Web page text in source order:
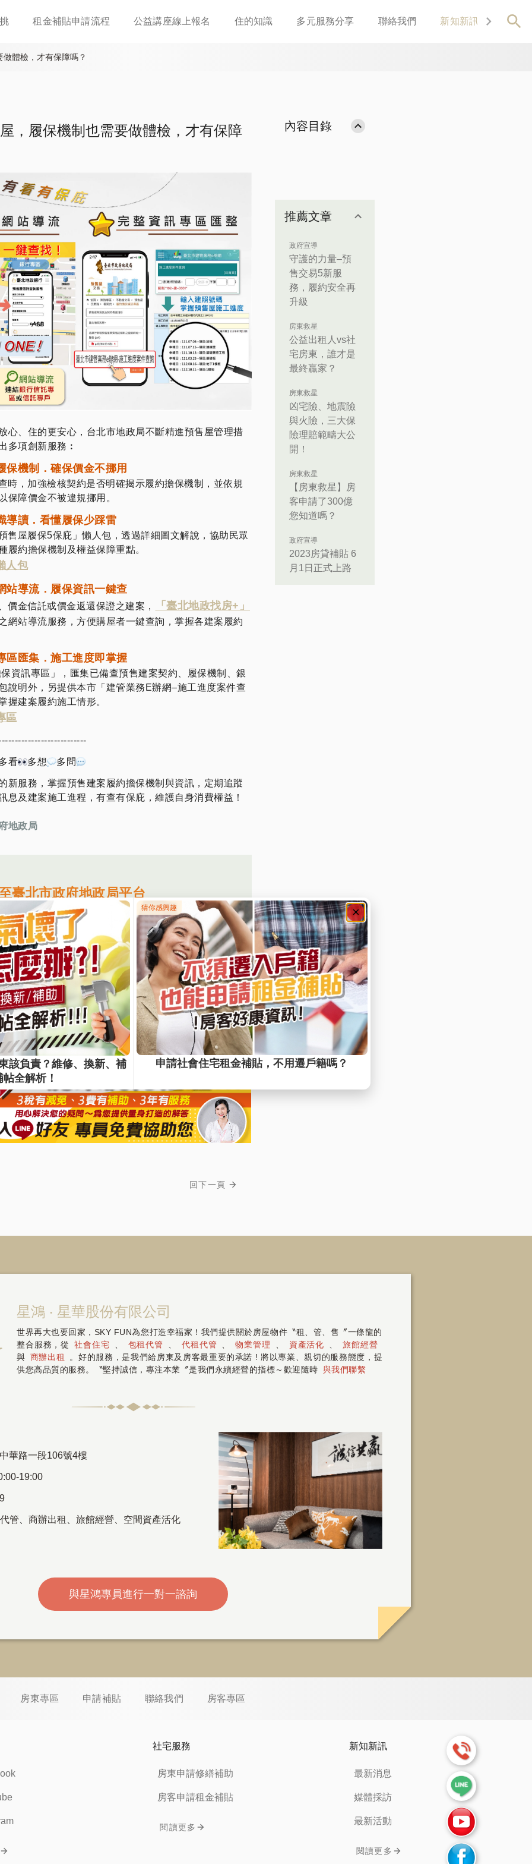
至
租金補貼申請流程 公益講座線上報名 住的知識 多元服務分享 聯絡我們 新知新訊 關於
體檢，才有保障嗎？
，履保機制也需要做體檢，才有保障
心、住的更安心，台北市地政局不斷精進預售屋管理措
多項創新服務︰
保機制．確保價金不挪用
時，加強檢核契約是否明確揭示履約擔保機制，並依規
保障價金不被違規挪用。
導讀．看懂履保少踩雷
售屋履保5保庇」懶人包，透過詳細圖文解說，協助民眾
履約擔保機制及權益保障重點。
人包
站導流．履保資訊一鍵查
價金信託或價金返還保證之建案， 「臺北地政找房+」
網站導流服務，方便購屋者一鍵查詢，掌握各建案履約
區匯集．施工進度即掌握
資訊專區」，匯集已備查預售建案契約、履保機制、銀
說明外，另提供本市「建管業務E辦網–施工進度案件查
握建案履約施工情形。
區
看 多想 多問
新服務，掌握預售建案履約擔保機制與資訊，定期追蹤
息及建案施工進程，有查有保庇，維護自身消費權益！
地政局
臺北市政府地政局平台
易安全專區
者、民眾端看這裡
8889，週一至週五上午8:30-12:30 下午
回下一頁
內容目錄
推薦文章
政府宣導
守護的力量–預
售交易5新服
務，履約安全再
升級
房東救星
公益出租人vs社
宅房東，誰才是
最終贏家？
房東救星
凶宅險、地震險
與火險，三大保
險理賠範疇大公
開！
房東救星
【房東救星】房
客申請了300億
您知道嗎？
政府宣導
2023房貸補貼 6
月1日正式上路
星鴻 ‧ 星華股份有限公司
世界再大也要回家，SKY FUN為您打造幸福家！我們提供關於房屋物件〝租、管、售〞一條龍的
整合服務，從
社會住宅 包租代管 代租代管 物業管理 資產活化
旅館經營
與 商辦出租
。好的服務，是我們給房東及房客最重要的承諾 ! 將以專業、親切的服務態度，提
供您高品質的服務。〝堅持誠信，專注本業〞是我們永續經營的指標～歡迎隨時 與我們聯繫
華路一段106號4樓
19:00
管 商辦出租 旅館經營、空間資產活化
與星鴻專員進行一對一諮詢
房東專區 申請補貼 聯絡我們 房客專區
社宅服務
房東申請修繕補助
房客申請租金補貼
閱讀更多
新知新訊
最新消息
媒體採訪
最新活動
閱讀更多